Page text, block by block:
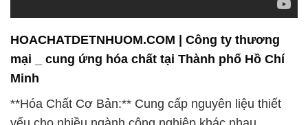
vụ nhu cầu đa dạng của các khách hàng trong các
tử, xây dựng, và nhiều lĩnh vực công nghiệp khác.
Điều này giúp đảm bảo rằng các công ty và doanh
cậy để duy trì quá trình sản xuất của họ.